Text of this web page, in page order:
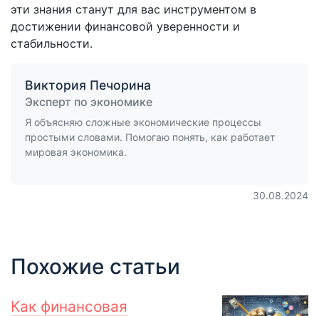
эти знания станут для вас инструментом в
достижении финансовой уверенности и
стабильности.
Виктория Печорина
Эксперт по экономике
Я объясняю сложные экономические процессы
простыми словами. Помогаю понять, как работает
мировая экономика.
30.08.2024
Похожие статьи
Как финансовая